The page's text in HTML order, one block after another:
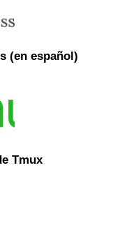
(en español)
Tmux